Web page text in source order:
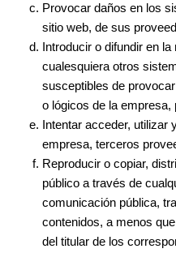
Provocar daños en los
sitio web, de sus
Introducir o difundir en
cualesquiera otros
susceptibles de
o lógicos de la
Intentar acceder, utilizar
empresa, terceros
Reproducir o copiar,
público a través de
comunicación pública,
contenidos, a menos
del titular de los